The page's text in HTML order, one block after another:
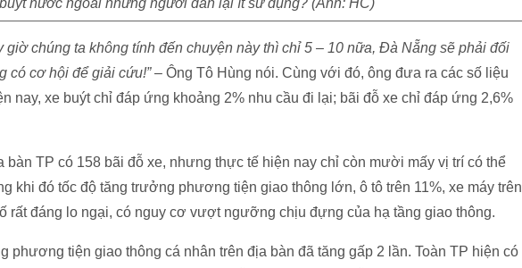
buýt nước ngoài nhưng người dân lại ít sử dụng? (Ảnh: HC)
giờ chúng ta không tính đến chuyện này thì chỉ 5 – 10 nữa, Đà Nẵng sẽ phải đối
có cơ hội để giải cứu!”– Ông Tô Hùng nói. Cùng với đó, ông đưa ra các số liệu
nay, xe buýt chỉ đáp ứng khoảng 2% nhu cầu đi lại; bãi đỗ xe chỉ đáp ứng 2,6%
bàn TP có 158 bãi đỗ xe, nhưng thực tế hiện nay chỉ còn mười mấy vị trí có thể
khi đó tốc độ tăng trưởng phương tiện giao thông lớn, ô tô trên 11%, xe máy trên
rất đáng lo ngại, có nguy cơ vượt ngưỡng chịu đựng của hạ tầng giao thông.
phương tiện giao thông cá nhân trên địa bàn đã tăng gấp 2 lần. Toàn TP hiện có